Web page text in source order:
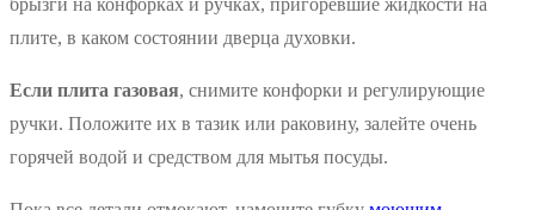
брызги на конфорках и ручках, пригоревшие жидкости на
плите, в каком состоянии дверца духовки.
Если плита газовая, снимите конфорки и регулирующие
ручки. Положите их в тазик или раковину, залейте очень
горячей водой и средством для мытья посуды.